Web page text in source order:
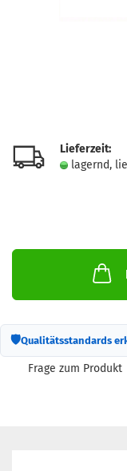
Lieferzeit:
lagernd,
🛡Qualitätsstandards
Frage zum Produkt